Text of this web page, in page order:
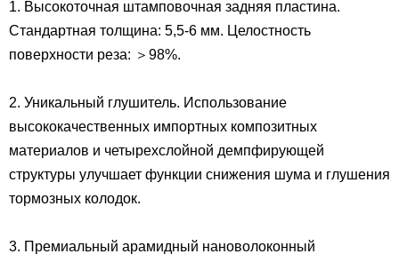
1. Высокоточная штамповочная задняя пластина.
Стандартная толщина: 5,5-6 мм. Целостность
поверхности реза: ＞98%.
2. Уникальный глушитель. Использование
высококачественных импортных композитных
материалов и четырехслойной демпфирующей
структуры улучшает функции снижения шума и глушения
тормозных колодок.
3. Премиальный арамидный нановолоконный